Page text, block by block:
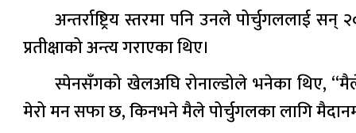
अन्तर्राष्ट्रिय स्तरमा पनि उनले
प्रतीक्षाको अन्त्य गराएका थिए।
स्पेनसँगको खेलअघि रोनाल्डोले भनेका थिए,
मेरो मन सफा छ, किनभने मैले पोर्चुगलका लागि